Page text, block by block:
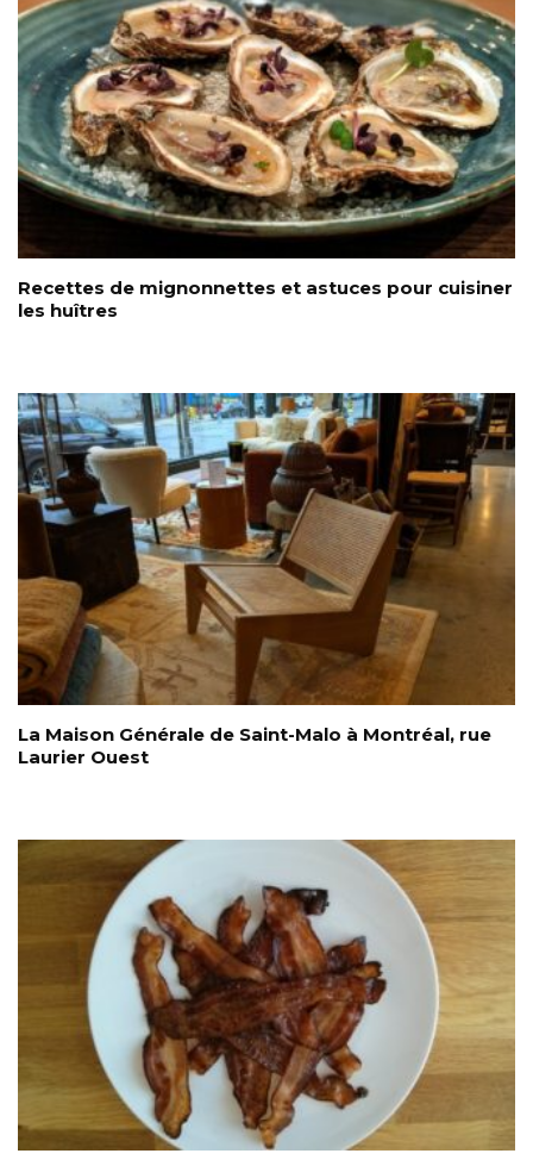
Recettes de mignonnettes et astuces pour cuisiner
les huîtres
La Maison Générale de Saint-Malo à Montréal, rue
Laurier Ouest